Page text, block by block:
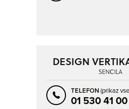
DESIGN
SENČILA
TELEFON(prikaz
01 530 41 00